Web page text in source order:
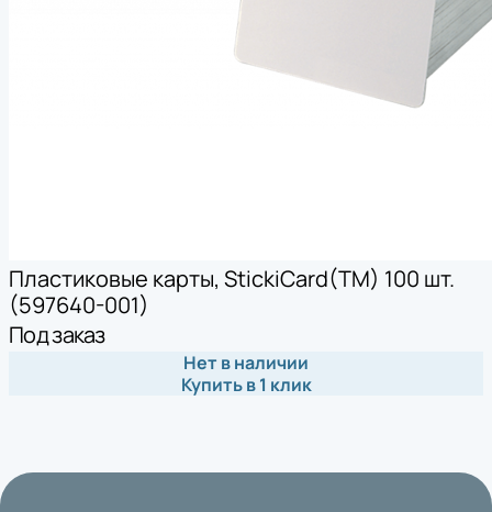
Пластиковые карты, StickiCard(TM) 100 шт.
(597640-001)
Под заказ
Нет в наличии
Купить в 1 клик